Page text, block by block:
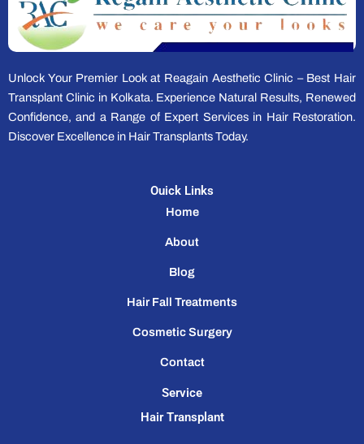
Unlock Your Premier Look at Reagain Aesthetic Clinic – Best Hair
Transplant Clinic in Kolkata. Experience Natural Results, Renewed
Confidence, and a Range of Expert Services in Hair Restoration.
Discover Excellence in Hair Transplants Today.
Ouick Links
Home
About
Blog
Hair Fall Treatments
Cosmetic Surgery
Contact
Service
Hair Transplant